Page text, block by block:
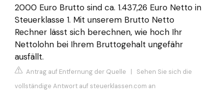
2000 Euro Brutto sind ca. 1.437,26 Euro Netto in
Steuerklasse 1. Mit unserem Brutto Netto
Rechner lässt sich berechnen, wie hoch Ihr
Nettolohn bei Ihrem Bruttogehalt ungefähr
ausfällt.
Antrag auf Entfernung der Quelle | Sehen Sie sich die
vollständige Antwort auf steuerklassen.com an